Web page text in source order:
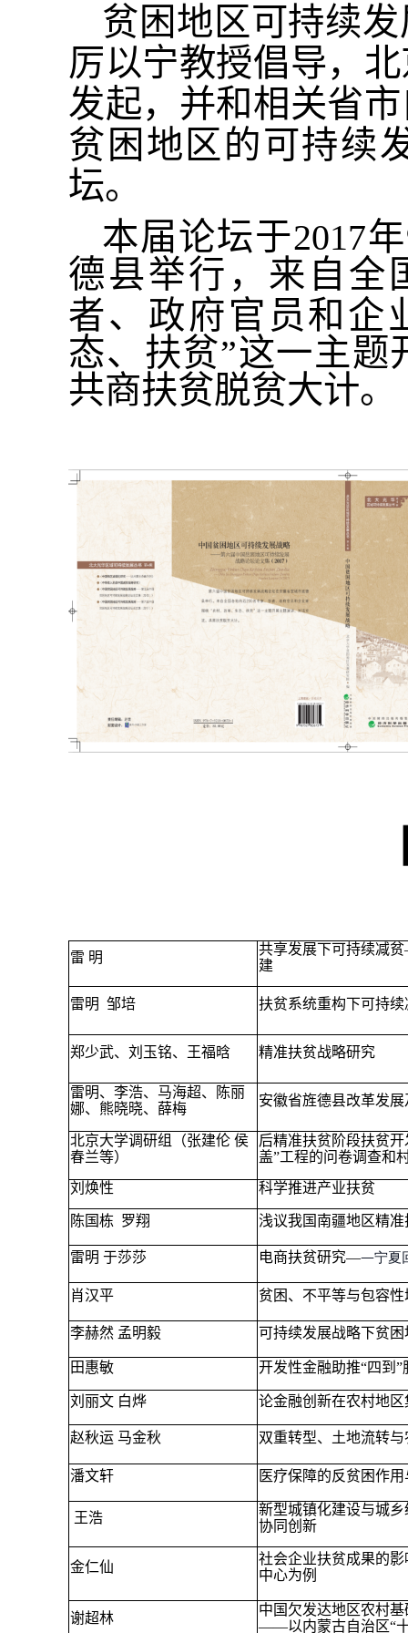
贫困地区可持续
厉以宁教授倡导，
发起，并和相关省
贫困地区的可持续
坛。
本届论坛于2017年
德县举行 ， 来自全
者、政府官员 和 企
态、扶贫”这一主题
共商扶贫脱贫大计。
雷 明
共享发展下可持续减
建
雷明 邹培 扶贫系统重构下可持续
郑少武、刘玉铭、王福晗 精准扶贫战略研究
雷明、李浩、马海超、陈丽
娜、熊晓晓、薛梅
安徽省旌德县改革发
北京大学调研组（张建伦 侯
春兰等）
后精准扶贫阶段扶贫
盖”工程的问卷调查和
刘焕性
科学推进产业扶贫
陈国栋 罗翔 浅议我国南疆地区精
雷明 于莎莎 电商扶贫研究——宁夏
肖汉平 贫困、不平等与包容
李赫然 孟明毅 可持续发展战略下贫
田惠敏 开发性金融助推“四到”
刘丽文 白烨 论金融创新在农村地
赵秋运 马金秋 双重转型、土地流转
潘文轩 医疗保障的反贫困作
王浩
新型城镇化建设与城
协同创新
金仁仙
社会企业扶贫成果的
中心为例
谢超林
中国欠发达地区农村
——以内蒙古自治区“